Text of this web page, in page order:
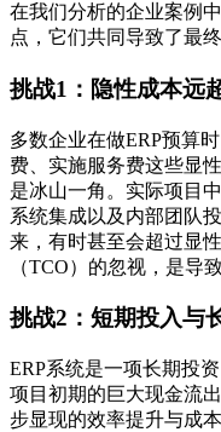
在我们分析的企业案例
点，它们共同导致了最
挑战1：隐性成本远
多数企业在做ERP预算
费、实施服务费这些显
是冰山一角。实际项目
系统集成以及内部团队
来，有时甚至会超过显
（TCO）的忽视，是导
挑战2：短期投入与
ERP系统是一项长期投
项目初期的巨大现金流
步显现的效率提升与成